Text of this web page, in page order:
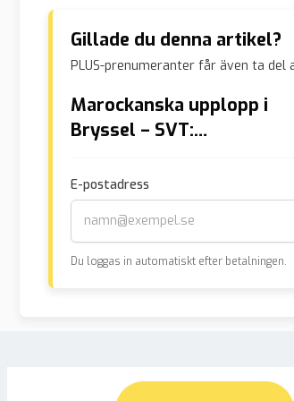
Gillade du denna artikel?
PLUS-prenumeranter får även ta del
Marockanska upplopp i
Bryssel – SVT:
E-postadress
Du loggas in automatiskt efter betalningen.